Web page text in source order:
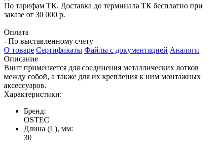
По тарифам ТК. Доставка до терминала ТК бесплатно при
заказе от 30 000 р.
Оплата
- По выставленному счету
О товаре Сертификаты Файлы с документацией Аналоги
Описание
Винт применяется для соединения металлических лотков
между собой, а также для их крепления к ним монтажных
аксессуаров.
Характеристики:
Бренд:
OSTEC
Длина (L), мм:
30